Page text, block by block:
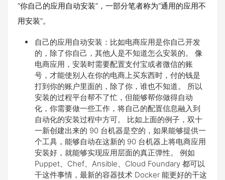
“你自己的应用自动安装”，一部分笔者称为“通用的应用不
用安装”。
自己的应用自动安装：比如电商应用是你自己开发
的，除了你自己，其他人是不知道怎么安装的。 像
电商应用，安装时需要配置支付宝或者微信的账
号，才能使别人在你的电商上买东西时，付的钱是
打到你的账户里面的，除了你，谁也不知道。 所以
安装的过程平台帮不了忙，但能够帮你做得自动
化，你需要做一些工作，将自己的配置信息融入到
自动化的安装过程中方可。 比如上面的例子，双十
一新创建出来的 90 台机器是空的，如果能够提供一
个工具，能够自动在这新的 90 台机器上将电商应用
安装好，就能够实现应用层面的真正弹性。 例如
Puppet、Chef、Ansible、Cloud Foundary 都可以
干这件事情，最新的容器技术 Docker 能更好的干这